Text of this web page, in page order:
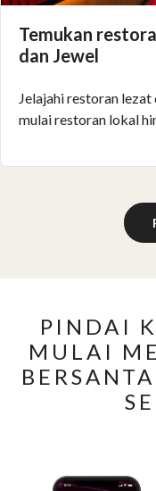
Temukan
dan Jewel
Jelajahi restoran
mulai restoran lokal
PINDAI
MULAI